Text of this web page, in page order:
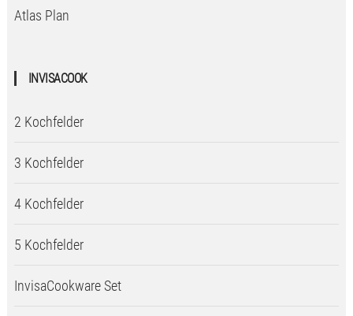
Atlas Plan
INVISACOOK
2 Kochfelder
3 Kochfelder
4 Kochfelder
5 Kochfelder
InvisaCookware Set